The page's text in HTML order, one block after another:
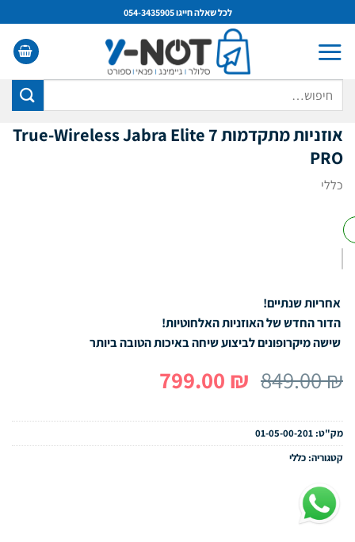
to
content
לכל שאלה חייגו 054-3435905
אוזניות מתקדמות True-Wireless Jabra Elite 7
PRO
כללי
אחריות שנתיים!
הדור החדש של האוזניות האלחוטיות!
שישה מיקרופונים לביצוע שיחה באיכות הטובה ביותר
849.00₪ המחיר
היה:
849.00 ₪.
799.00 ₪ המחיר
הוא:
799.00 ₪. מק"ט: 01-05-00-201
קטגוריה: כללי